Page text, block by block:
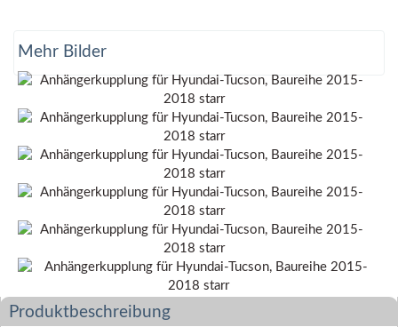
Mehr Bilder
Produktbeschreibung